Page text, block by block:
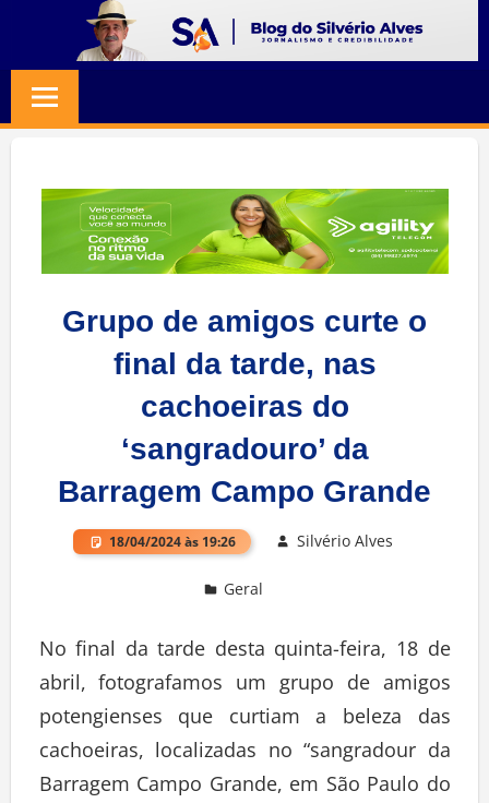
content
SILVERIO
ALVES
Jornalismo
Credibilidade
Grupo de amigos curte o
final da tarde, nas
cachoeiras do
‘sangradouro’ da
Barragem Campo Grande
18/04/2024 às 19:26 Silvério Alves
Geral
No final da tarde desta quinta-feira, 18 de
abril, fotografamos um grupo de amigos
potengienses que curtiam a beleza das
cachoeiras, localizadas no “sangradour da
Barragem Campo Grande, em São Paulo do